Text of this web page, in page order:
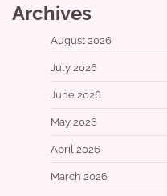
Archives
August 2026
July 2026
June 2026
May 2026
April 2026
March 2026